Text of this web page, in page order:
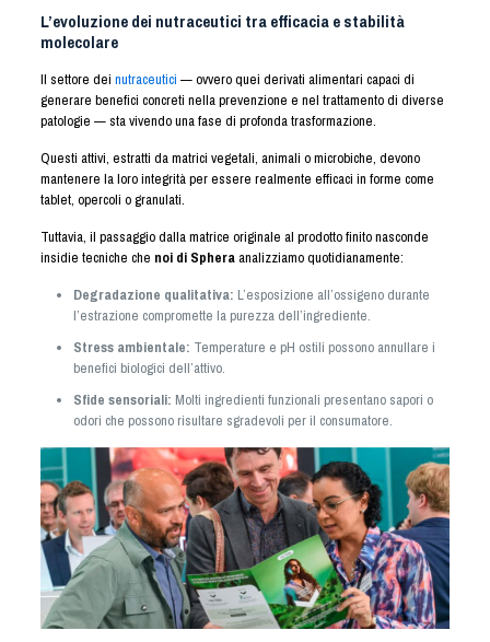
L’evoluzione dei nutraceutici tra efficacia e stabilità
molecolare
Il settore dei nutraceutici — ovvero quei derivati alimentari capaci di
generare benefici concreti nella prevenzione e nel trattamento di diverse
patologie — sta vivendo una fase di profonda trasformazione.
Questi attivi, estratti da matrici vegetali, animali o microbiche, devono
mantenere la loro integrità per essere realmente efficaci in forme come
tablet, opercoli o granulati.
Tuttavia, il passaggio dalla matrice originale al prodotto finito nasconde
insidie tecniche che noi di Spheraanalizziamo quotidianamente:
Degradazione qualitativa: L’esposizione all’ossigeno durante
l’estrazione compromette la purezza dell’ingrediente.
Stress ambientale: Temperature e pH ostili possono annullare i
benefici biologici dell’attivo.
Sfide sensoriali: Molti ingredienti funzionali presentano sapori o
odori che possono risultare sgradevoli per il consumatore.